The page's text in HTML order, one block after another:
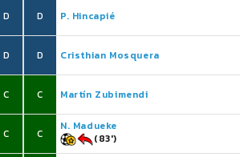
D
D
C
C
D P. Hincapié
D Cristhian Mosquera
C Martín Zubimendi
C
N. Madueke
(83')